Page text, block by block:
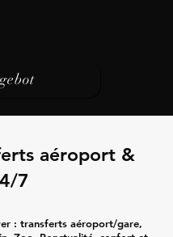
aéroport &
7
: transferts aéroport/gare,